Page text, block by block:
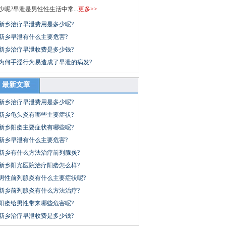
呢?早泄是男性性生活中常... 更多>>
乡治疗早泄费用是多少呢?
乡早泄有什么主要危害?
乡治疗早泄收费是多少钱?
何手淫行为易造成了早泄的病发?
最新文章
乡治疗早泄费用是多少呢?
乡龟头炎有哪些主要症状?
乡阳痿主要症状有哪些呢?
乡早泄有什么主要危害?
乡有什么方法治疗前列腺炎?
乡阳光医院治疗阳痿怎么样?
性前列腺炎有什么主要症状呢?
乡前列腺炎有什么方法治疗?
痿给男性带来哪些危害呢?
乡治疗早泄收费是多少钱?